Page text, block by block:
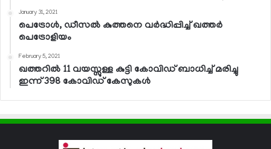
January 31, 2021
പെട്രോള്‍, ഡീസല്‍ കുത്തനെ വര്‍ദ്ധിപ്പിച്ച് ഖത്തര്‍
പെട്രോളിയം
February 5, 2021
ഖത്തറില്‍ 11 വയസ്സുള്ള കുട്ടി കോവിഡ് ബാധിച്ച് മരിച്ചു
ഇന്ന് 398 കോവിഡ് കേസുകള്‍